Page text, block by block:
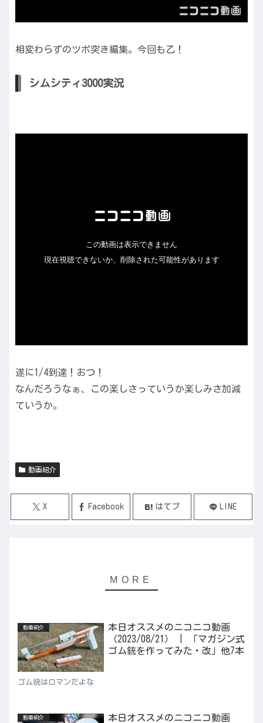
相変わらずのツボ突き編集。今回も乙！
シムシティ3000実況
遂に1/4到達！おつ！
なんだろうなぁ、この楽しさっていうか楽しみさ加減
ていうか。
動画紹介
X Facebook はてブ LINE
動画紹介
本日オススメのニコニコ動画
（2023/08/21） | 「マガジン式
ゴム銃を作ってみた・改」他7本
ゴム銃はロマンだよな
動画紹介
本日オススメのニコニコ動画